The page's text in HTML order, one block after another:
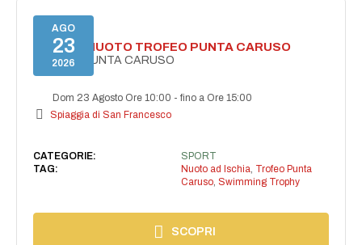
AGO
23
2026
GARA DI NUOTO TROFEO PUNTA CARUSO
TROFEO PUNTA CARUSO
Dom 23 Agosto Ore 10:00 -fino a Ore 15:00
Spiaggia di San Francesco
CATEGORIE:
SPORT
TAG:
Nuoto ad Ischia Trofeo Punta
Caruso, Swimming Trophy
SCOPRI